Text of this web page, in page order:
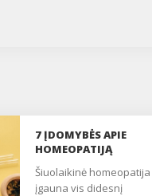
7 ĮDOMYBĖS APIE
HOMEOPATIJĄ
Šiuolaikinė homeopatija
įgauna vis didesnį